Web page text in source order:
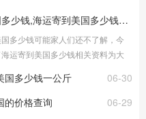
海运寄到美国多少钱,海运寄到美国多少钱一公斤
多少钱可能家人们还不了解，今
运寄到美国多少钱相关资料为大
美国多少钱海运是
06-30
国多少钱一公斤
06-29
的价格查询